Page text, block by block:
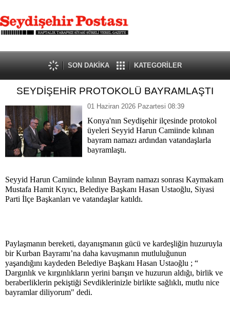
SON DAKİKA KATEGORİLER
SEYDİŞEHİR PROTOKOLÜ BAYRAMLAŞTI
01 Haziran 2026 Pazartesi 08:39
Konya'nın Seydişehir ilçesinde protokol
üyeleri Seyyid Harun Camiinde kılınan
bayram namazı ardından vatandaşlarla
bayramlaştı.
Seyyid Harun Camiinde kılının Bayram namazı sonrası Kaymakam
Mustafa Hamit Kıyıcı, Belediye Başkanı Hasan Ustaoğlu, Siyasi
Parti İlçe Başkanları ve vatandaşlar katıldı.
Paylaşmanın bereketi, dayanışmanın gücü ve kardeşliğin huzuruyla
bir Kurban Bayramı’na daha kavuşmanın mutluluğunun
yaşandığını kaydeden Belediye Başkanı Hasan Ustaoğlu ; “
Dargınlık ve kırgınlıkların yerini barışın ve huzurun aldığı, birlik ve
beraberliklerin pekiştiği Sevdiklerinizle birlikte sağlıklı, mutlu nice
bayramlar diliyorum" dedi.